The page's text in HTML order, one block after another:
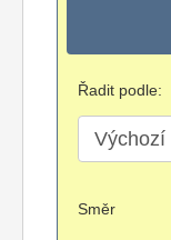
Řadit podle:
Směr